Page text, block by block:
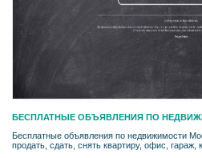
БЕСПЛАТНЫЕ ОБЪЯВЛЕНИЯ ПО
Бесплатные объявления по недвижимости
продать, сдать, снять квартиру, офис, гараж,